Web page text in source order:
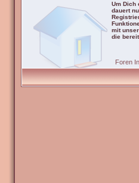
Um Dich
dauert
mit
die
Foren